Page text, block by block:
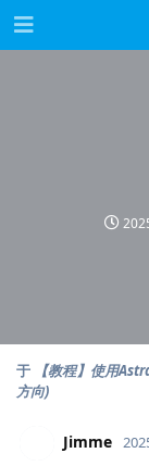
于
【教程】使用
方向)
Jimme